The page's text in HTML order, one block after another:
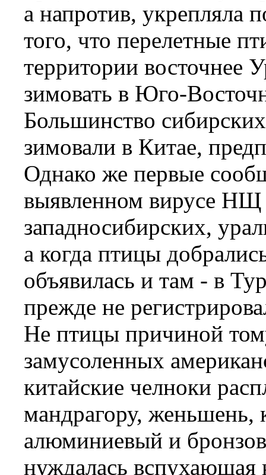
а напротив, укрепляла
того, что перелетные
территории восточнее
зимовать в Юго-
Большинство
зимовали в Китае,
Однако же первые
выявленном вирусе НЩ
западносибирских,
а когда птицы
объявилась и там - в
прежде не
Не птицы причиной
замусоленных
китайские челноки
мандрагору, женьшень,
алюминиевый и
нуждалась вспухающая